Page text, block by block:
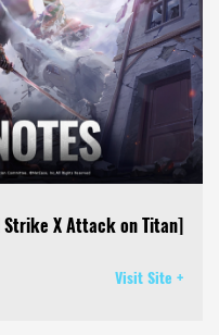
[Blood Strike X Attack on Titan] السلسلة الثانية
Visit Site +